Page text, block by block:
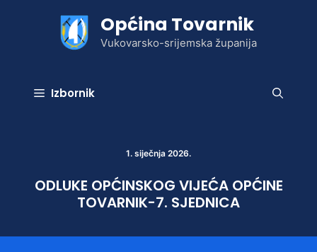
Općina Tovarnik
Vukovarsko-srijemska županija
Izbornik
1. siječnja 2026.
ODLUKE OPĆINSKOG VIJEĆA OPĆINE
TOVARNIK-7. SJEDNICA